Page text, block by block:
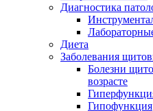
Диагностика
Диета
Заболевания
Болезни
возрасте
Гипофункция